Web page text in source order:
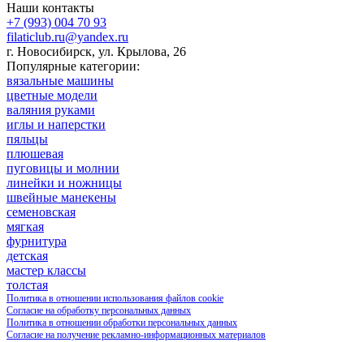
Наши контакты
+7 (993) 004 70 93
filaticlub.ru@yandex.ru
г. Новосибирск, ул. Крылова, 26
Популярные категории:
вязальные машины
цветные модели
валяния руками
иглы и наперстки
пяльцы
плюшевая
пуговицы и молнии
линейки и ножницы
швейные манекены
семеновская
мягкая
фурнитура
детская
мастер классы
толстая
Политика в отношении использования файлов cookie
Согласие на обработку персональных данных
Политика в отношении обработки персональных данных
Согласие на получение рекламно-информационных материалов